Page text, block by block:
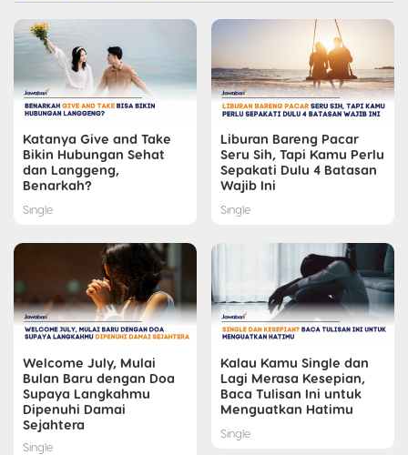
Katanya Give and Take
Bikin Hubungan Sehat
dan Langgeng,
Benarkah?
Single
Liburan Bareng Pacar
Seru Sih, Tapi Kamu Perlu
Sepakati Dulu 4 Batasan
Wajib Ini
Single
Welcome July, Mulai
Bulan Baru dengan Doa
Supaya Langkahmu
Dipenuhi Damai
Sejahtera
Single
Kalau Kamu Single dan
Lagi Merasa Kesepian,
Baca Tulisan Ini untuk
Menguatkan Hatimu
Single